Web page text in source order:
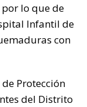
lo que de
Infantil de
con
Protección
del Distrito